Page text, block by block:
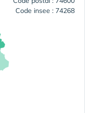
Code insee : 74268